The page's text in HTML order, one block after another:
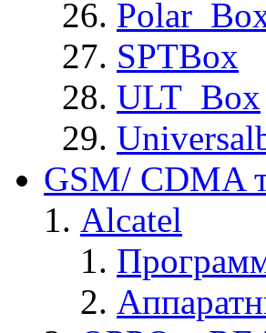
SPTBox
ULT_Box
GSM/ CDMA
Alcatel